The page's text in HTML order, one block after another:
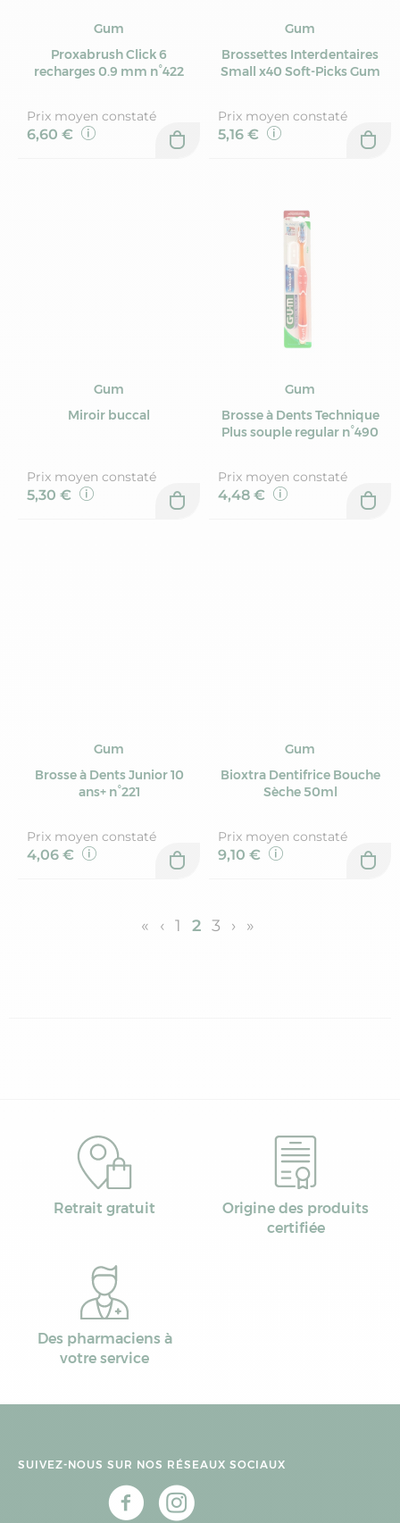
Gum
Proxabrush Click 6
recharges 0.9 mm n°422
Prix moyen constaté
6,60 €
Gum
Brossettes Interdentaires
Small x40 Soft-Picks Gum
Prix moyen constaté
5,16 €
Gum
Miroir buccal
Prix moyen constaté
5,30 €
Gum
Brosse à Dents Technique
Plus souple regular n°490
Prix moyen constaté
4,48 €
Gum
Brosse à Dents Junior 10
ans+ n°221
Prix moyen constaté
4,06 €
Gum
Bioxtra Dentifrice Bouche
Sèche 50ml
Prix moyen constaté
9,10 €
« ‹ 1 2 3 › »
Retrait gratuit
Origine des produits
certifiée
Des pharmaciens à
votre service
SUIVEZ-NOUS SUR NOS RÉSEAUX SOCIAUX